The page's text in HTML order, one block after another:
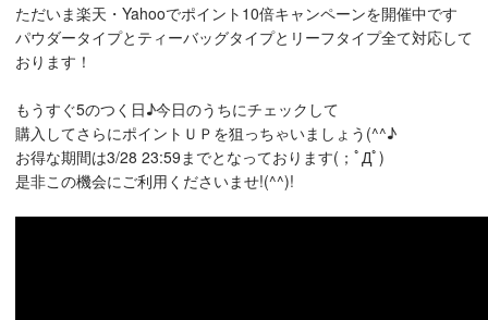
ただいま楽天・Yahooでポイント10倍キャンペーンを開催中です
パウダータイプとティーバッグタイプとリーフタイプ全て対応して
おります！
もうすぐ5のつく日♪今日のうちにチェックして
購入してさらにポイントＵＰを狙っちゃいましょう(^^♪
お得な期間は3/28 23:59までとなっております(；ﾟДﾟ)
是非この機会にご利用くださいませ!(^^)!